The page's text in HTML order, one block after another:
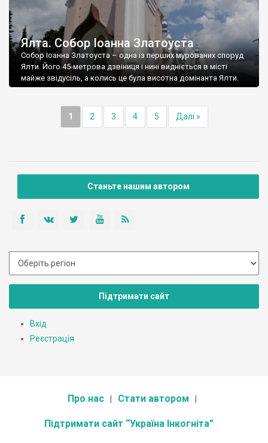
Ялта. Собор Іоанна Златоуста
Собор Іоанна Златоуста – одна із перших мурованих споруд
Ялти. Його 45-метрова дзвіниця і нині видніється в місті
майже звідусіль, а колись це була висотна домінанта Ялти.
1 2 3 4 5 Далі »
Станьте нашим автором
Підтримати сайт
Вхід
Реєстрація
Про нас Стати автором
Підтримати сайт “Україна Інкогніта”